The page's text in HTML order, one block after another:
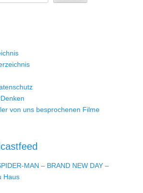
von uns besprochenen Filme
MAN – BRAND NEW DAY –
Haus